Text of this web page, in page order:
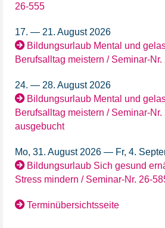
26-555
17. — 21. August 2026
Bildungsurlaub Mental und
Berufsalltag meistern / Seminar-Nr.
24. — 28. August 2026
Bildungsurlaub Mental und
Berufsalltag meistern / Seminar-Nr.
ausgebucht
Mo, 31. August 2026 — Fr, 4.
Bildungsurlaub Sich gesund
Stress mindern / Seminar-Nr. 26-
Terminübersichtsseite